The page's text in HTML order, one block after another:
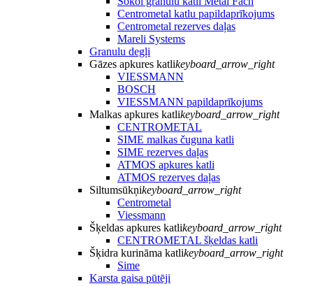
Centrometal katlu papildaprīkojums
Centrometal rezerves daļas
Mareli Systems
Granulu degļi
Gāzes apkures katlikeyboard_arrow_right
VIESSMANN
BOSCH
VIESSMANN papildaprīkojums
Malkas apkures katlikeyboard_arrow_right
CENTROMETAL
SIME malkas čuguna katli
SIME rezerves daļas
ATMOS apkures katli
ATMOS rezerves daļas
Siltumsūkņikeyboard_arrow_right
Centrometal
Viessmann
Šķeldas apkures katlikeyboard_arrow_right
CENTROMETAL šķeldas katli
Šķidra kurināma katlikeyboard_arrow_right
Sime
Karsta gaisa pūtēji